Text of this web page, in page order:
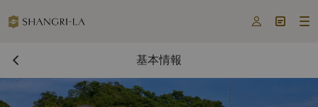
  
基本情報